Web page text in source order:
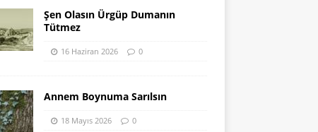
Şen Olasın Ürgüp Dumanın
Tütmez
16 Haziran 2026 0
Annem Boynuma Sarılsın
18 Mayıs 2026 0